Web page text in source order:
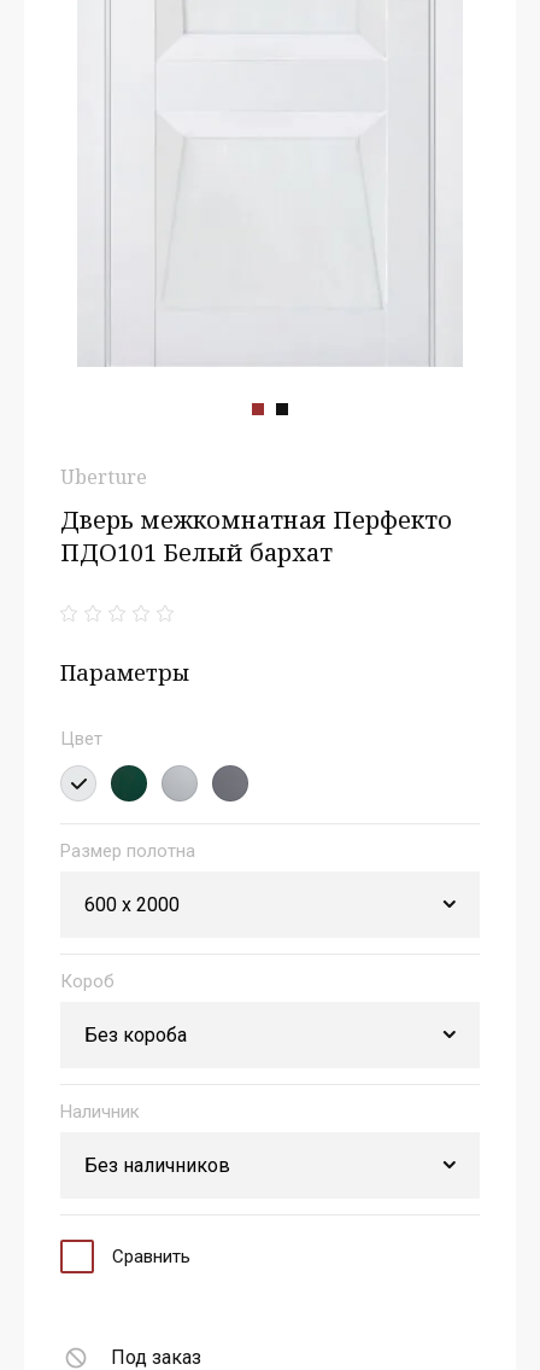
Uberture
Дверь межкомнатная Перфекто
ПДО101 Белый бархат
Параметры
Цвет
Размер полотна
Короб
Наличник
Сравнить
Под заказ